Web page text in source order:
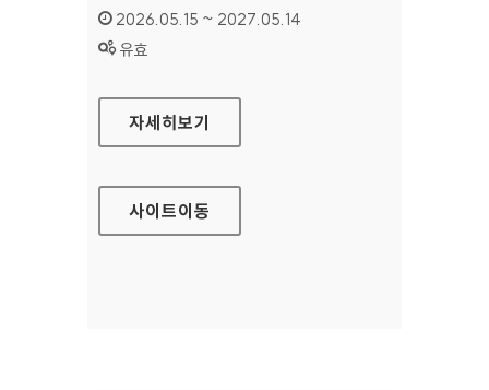
인증기간 :
2026.05.15 ~ 2027.05.14
상태 :
유효
대구공공시설관리공단 대표
자세히보기
사이트이동